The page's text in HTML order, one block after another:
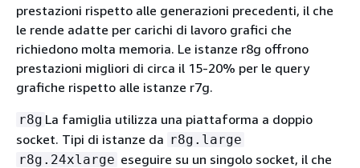
prestazioni rispetto alle generazioni precedenti, il che
le rende adatte per carichi di lavoro grafici che
richiedono molta memoria. Le istanze r8g offrono
prestazioni migliori di circa il 15-20% per le query
grafiche rispetto alle istanze r7g.
r8g La famiglia utilizza una piattaforma a doppio
socket. Tipi di istanze da r8g.large
r8g.24xlarge eseguire su un singolo socket, il che